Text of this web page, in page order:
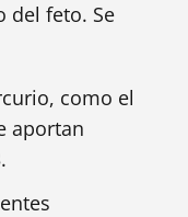
del feto. Se
como el
aportan